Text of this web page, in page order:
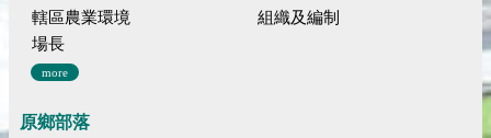
轄區農業環境
組織及編制
場長
more
原鄉部落